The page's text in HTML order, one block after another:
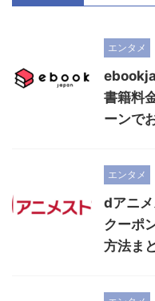
エンタメ
書籍料
ーンで
エンタメ
dアニメ
クーポ
方法ま